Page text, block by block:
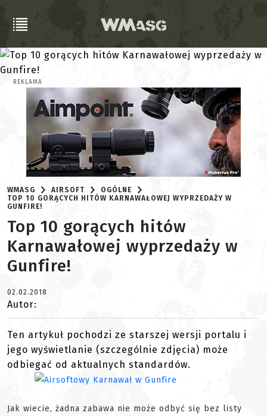
REKLAMA
WMASG AIRSOFT
OGÓLNE
TOP 10 GORĄCYCH HITÓW KARNAWAŁOWEJ WYPRZEDAŻY W
GUNFIRE!
Top 10 gorących hitów
Karnawałowej wyprzedaży w
Gunfire!
02.02.2018
Autor:
Ten artykuł pochodzi ze starszej wersji portalu i
jego wyświetlanie (szczególnie zdjęcia) może
odbiegać od aktualnych standardów.
Jak wiecie, żadna zabawa nie może odbyć się bez listy